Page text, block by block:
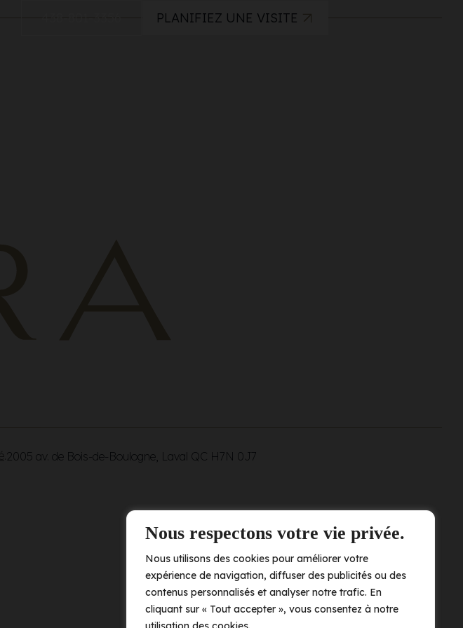
Nous respectons votre vie privée.
Nous utilisons des cookies pour améliorer votre
expérience de navigation, diffuser des publicités ou des
contenus personnalisés et analyser notre trafic. En
cliquant sur « Tout accepter », vous consentez à notre
PLANIFIEZ UNE VISITE
2005 av. de Bois-de-Boulogne, Laval QC H7N 0J7